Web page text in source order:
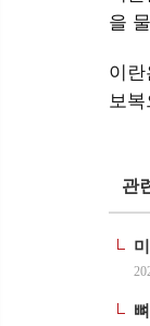
을
이
보
관